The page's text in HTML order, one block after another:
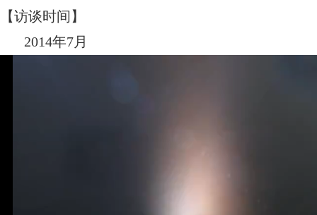
【访谈时间】
2014年7月